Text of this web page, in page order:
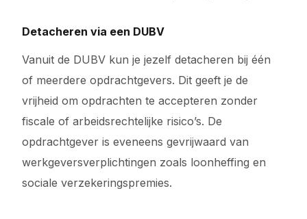
Detacheren via een DUBV
Vanuit de DUBV kun je jezelf detacheren bij één
of meerdere opdrachtgevers. Dit geeft je de
vrijheid om opdrachten te accepteren zonder
fiscale of arbeidsrechtelijke risico’s. De
opdrachtgever is eveneens gevrijwaard van
werkgeversverplichtingen zoals loonheffing en
sociale verzekeringspremies.